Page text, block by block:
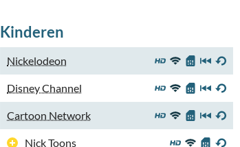
Kinderen
Nickelodeon
Disney Channel
Cartoon Network
Nick Toons